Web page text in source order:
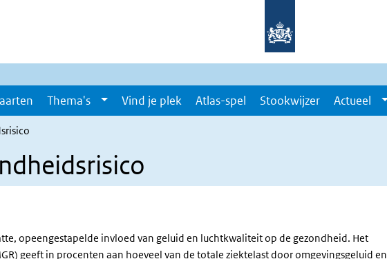
Thema's Vind je plek Atlas-spel Stookwijzer Actueel
opeengestapelde invloed van geluid en luchtkwaliteit op de gezondheid. Het
geeft in procenten aan hoeveel van de totale ziektelast door omgevingsgeluid en